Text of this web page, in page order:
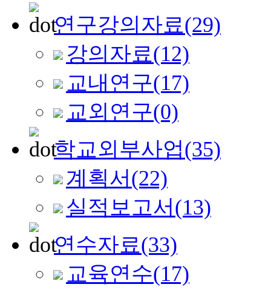
연구강의자료(29)
강의자료(12)
교내연구(17)
교외연구(0)
학교외부사업(35)
계획서 (22)
실적보고서 (13)
연수자료(33)
교육연수(17)